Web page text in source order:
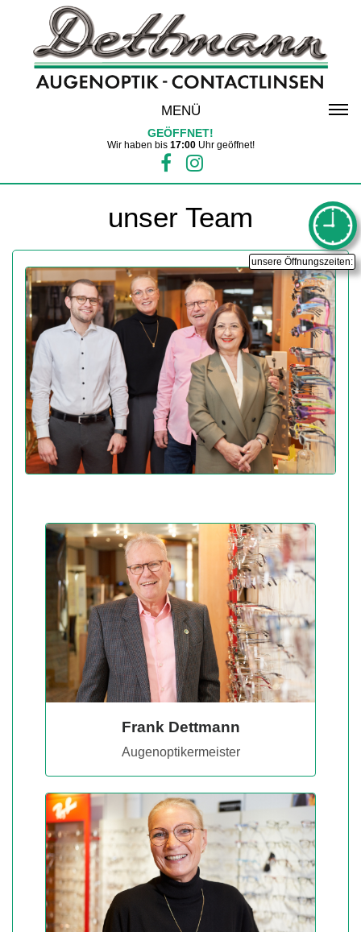
MENÜ
GEÖFFNET!
Wir haben bis 17:00Uhr geöffnet!
unser Team
Frank Dettmann
Augenoptikermeister
unsere Öffnungszeiten: